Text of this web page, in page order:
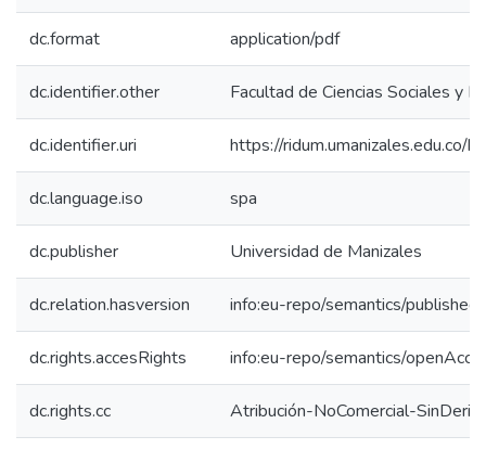
dc.format application/pdf
dc.identifier.other Facultad de Ciencias Sociales y
dc.identifier.uri https://
dc.language.iso spa
dc.publisher Universidad de Manizales
dc.relation.hasversion info:eu-repo/semantics/
dc.rights.accesRights info:eu-repo/semantics/
dc.rights.cc Atribución-NoComercial-